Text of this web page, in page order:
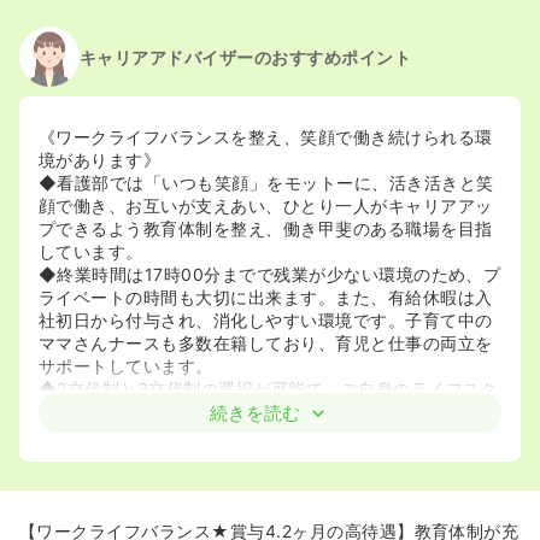
キャリアアドバイザーのおすすめポイント
《ワークライフバランスを整え、笑顔で働き続けられる環
境があります》
◆看護部では「いつも笑顔」をモットーに、活き活きと笑
顔で働き、お互いが支えあい、ひとり一人がキャリアアッ
プできるよう教育体制を整え、働き甲斐のある職場を目指
しています。
◆終業時間は17時00分までで残業が少ない環境のため、プ
ライベートの時間も大切に出来ます。また、有給休暇は入
社初日から付与され、消化しやすい環境です。子育て中の
ママさんナースも多数在籍しており、育児と仕事の両立を
サポートしています。
◆2交代制と3交代制の選択が可能で、ご自身のライフスタ
イルに合わせた働き方ができます。
《安心の教育体制で成長をサポートします》
ツーマンで丁寧に指導します。
続きを読む
【ワークライフバランス★賞与4.2ヶ月の高待遇】教育体制が充